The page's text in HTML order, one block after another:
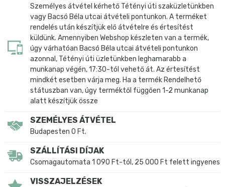
Személyes átvétel kérhető Tétényi úti szaküzletünkben
vagy Bacsó Béla utcai átvételi pontunkon. A terméket
rendelés után készítjük elő átvételre és értesítést
küldünk. Amennyiben Webshop készleten van a termék,
úgy várhatóan Bacsó Béla utcai átvételi pontunkon
azonnal, Tétényi úti üzletünkben leghamarabb a
munkanap végén, 17:30-tól vehető át. Az értesítést
mindkét esetben várja meg. Ha a termék Rendelhető
státuszban van, úgy terméktől függően 1-2 munkanap
alatt készítjük össze
SZEMÉLYES ÁTVÉTEL
Budapesten 0 Ft.
SZÁLLÍTÁSI DÍJAK
Csomagautomata 1 090 Ft-tól, 25 000 Ft felett ingyenes
VISSZAJELZÉSEK